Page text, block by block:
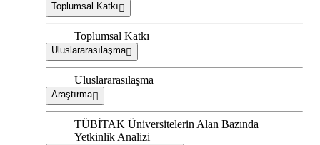
Toplumsal Katkı
Toplumsal Katkı
Uluslararasılaşma
Uluslararasılaşma
Araştırma
TÜBİTAK Üniversitelerin Alan Bazında
Yetkinlik Analizi